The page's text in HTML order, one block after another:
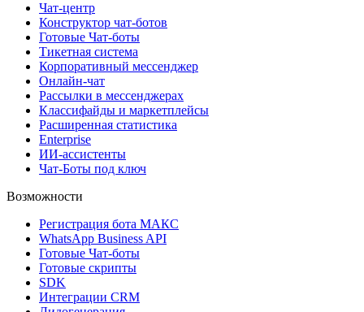
Чат-центр
Конструктор чат-ботов
Готовые Чат-боты
Тикетная система
Корпоративный мессенджер
Онлайн-чат
Рассылки в мессенджерах
Классифайды и маркетплейсы
Расширенная статистика
Enterprise
ИИ-ассистенты
Чат-Боты под ключ
Возможности
Регистрация бота MAКС
WhatsApp Business API
Готовые Чат-боты
Готовые скрипты
SDK
Интеграции CRM